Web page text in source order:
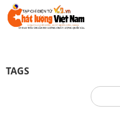
TAGS